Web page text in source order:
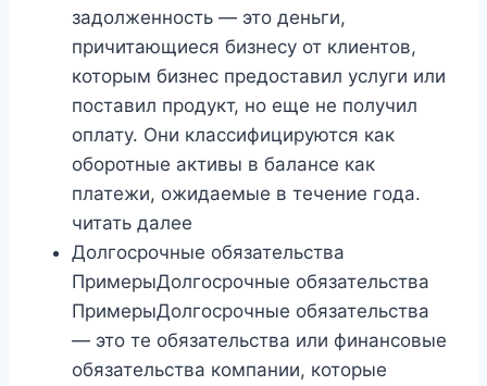
задолженность — это деньги,
причитающиеся бизнесу от клиентов,
которым бизнес предоставил услуги или
поставил продукт, но еще не получил
оплату. Они классифицируются как
оборотные активы в балансе как
платежи, ожидаемые в течение года.
читать далее
Долгосрочные обязательства
ПримерыДолгосрочные обязательства
ПримерыДолгосрочные обязательства
— это те обязательства или финансовые
обязательства компании, которые